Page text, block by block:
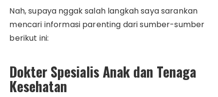
Nah, supaya nggak salah langkah saya sarankan
mencari informasi parenting dari sumber-sumber
berikut ini:
Dokter Spesialis Anak dan Tenaga
Kesehatan